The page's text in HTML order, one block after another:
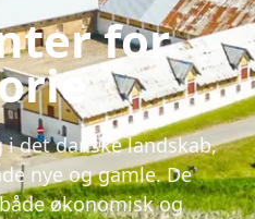
for
det danske landskab,
nye og gamle. De
økonomisk og